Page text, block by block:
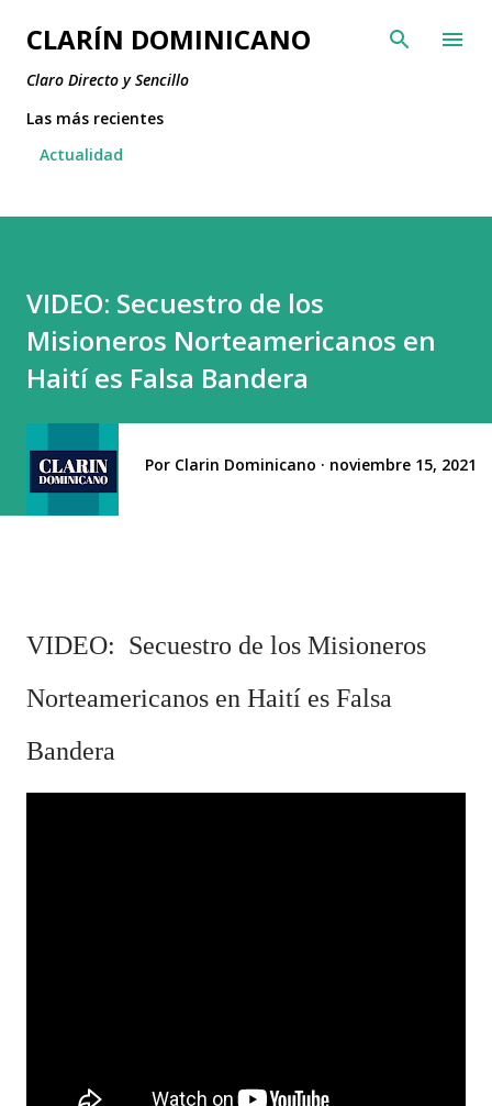
Ir al contenido principal
CLARÍN DOMINICANO
Claro Directo y Sencillo
Las más recientes
Actualidad
VIDEO: Secuestro de los
Misioneros Norteamericanos en
Haití es Falsa Bandera
Por Clarin Dominicano noviembre 15, 2021
VIDEO: Secuestro de los Misioneros
Norteamericanos en Haití es Falsa
Bandera